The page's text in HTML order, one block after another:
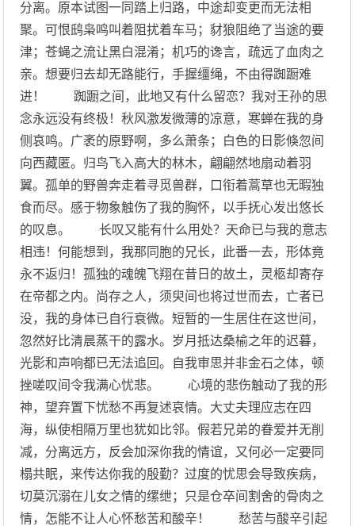
分离。原本试图一同踏上归路，中途却变更而无法相
聚。可恨鸱枭鸣叫着阻扰着车马；豺狼阻绝了当途的要
津；苍蝇之流让黑白混淆；机巧的谗言，疏远了血肉之
亲。想要归去却无路能行，手握缰绳，不由得踟蹰难
进！ 踟蹰之间，此地又有什么留恋？我对王孙的思
念永远没有终极！秋风激发微薄的凉意，寒蝉在我的身
侧哀鸣。广袤的原野啊，多么萧条；白色的日影倏忽间
向西藏匿。归鸟飞入高大的林木，翩翩然地扇动着羽
翼。孤单的野兽奔走着寻觅兽群，口衔着蒿草也无暇独
食而尽。感于物象触伤了我的胸怀，以手抚心发出悠长
的叹息。 长叹又能有什么用处？天命已与我的意志
相违！何能想到，我那同胞的兄长，此番一去，形体竟
永不返归！孤独的魂魄飞翔在昔日的故土，灵柩却寄存
在帝都之内。尚存之人，须臾间也将过世而去，亡者已
没，我的身体已自行衰微。短暂的一生居住在这世间，
忽然好比清晨蒸干的露水。岁月抵达桑榆之年的迟暮，
光影和声响都已无法追回。自我审思并非金石之体，顿
挫嗟叹间令我满心忧悲。 心境的悲伤触动了我的形
神，望弃置下忧愁不再复述哀情。大丈夫理应志在四
海，纵使相隔万里也犹如比邻。假若兄弟的眷爱并无削
减，分离远方，反会加深你我的情谊，又何必一定要同
榻共眠，来传达你我的殷勤？过度的忧思会导致疾病，
切莫沉溺在儿女之情的缧绁；只是仓卒间割舍的骨肉之
情，怎能不让人心怀愁苦和酸辛！ 愁苦与酸辛引起